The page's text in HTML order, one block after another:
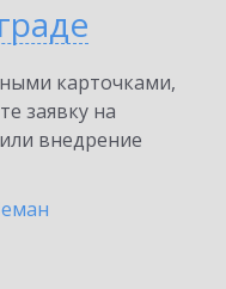
карточками,
заявку на
внедрение